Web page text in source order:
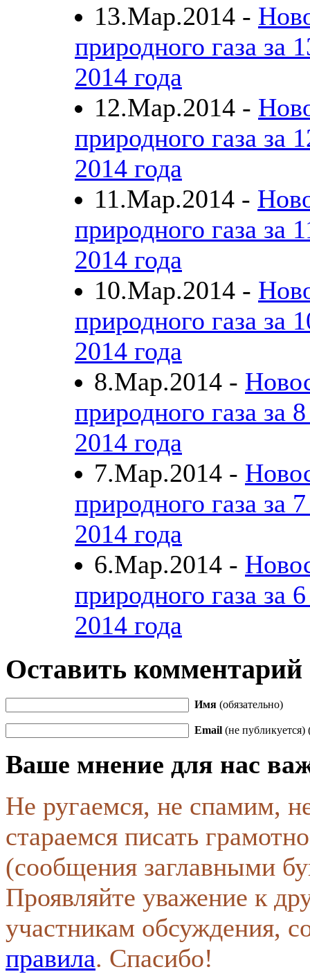
13.Мар.2014 -
природного газа за
2014 года
12.Мар.2014 -
природного газа за
2014 года
11.Мар.2014 -
природного газа за
2014 года
10.Мар.2014 -
природного газа за
2014 года
8.Мар.2014 -
природного газа за
2014 года
7.Мар.2014 -
природного газа за
2014 года
6.Мар.2014 -
природного газа за
2014 года
Оставить комментарий
Имя (обязательно)
Email (не публикуется)
Ваше мнение для нас
Не ругаемся, не спамим,
стараемся писать
(сообщения заглавными
Проявляйте уважение к
участникам обсуждения,
правила. Спасибо!